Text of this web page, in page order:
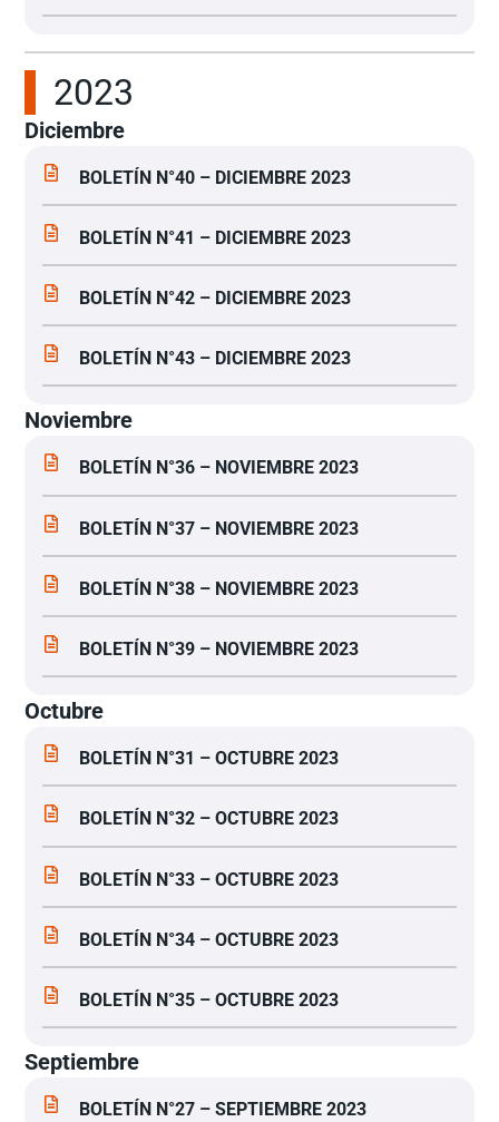
2023
Diciembre
BOLETÍN N°40 – DICIEMBRE 2023
BOLETÍN N°41 – DICIEMBRE 2023
BOLETÍN N°42 – DICIEMBRE 2023
BOLETÍN N°43 – DICIEMBRE 2023
Noviembre
BOLETÍN N°36 – NOVIEMBRE 2023
BOLETÍN N°37 – NOVIEMBRE 2023
BOLETÍN N°38 – NOVIEMBRE 2023
BOLETÍN N°39 – NOVIEMBRE 2023
Octubre
BOLETÍN N°31 – OCTUBRE 2023
BOLETÍN N°32 – OCTUBRE 2023
BOLETÍN N°33 – OCTUBRE 2023
BOLETÍN N°34 – OCTUBRE 2023
BOLETÍN N°35 – OCTUBRE 2023
Septiembre
BOLETÍN N°27 – SEPTIEMBRE 2023